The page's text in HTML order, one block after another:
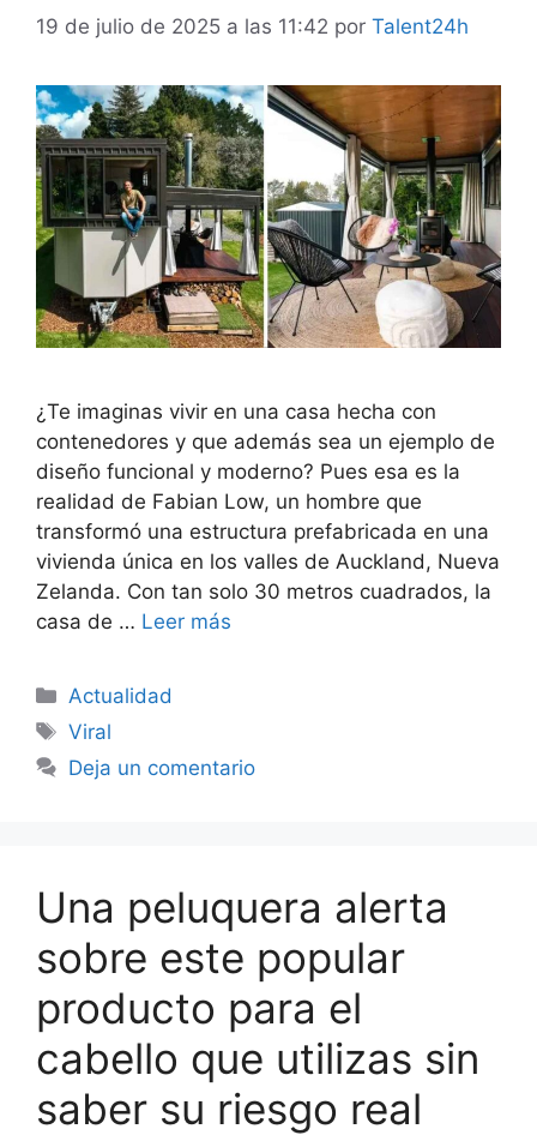
19 de julio de 2025 a las 11:42 por Talent24h
¿Te imaginas vivir en una casa hecha con
contenedores y que además sea un ejemplo de
diseño funcional y moderno? Pues esa es la
realidad de Fabian Low, un hombre que
transformó una estructura prefabricada en una
vivienda única en los valles de Auckland, Nueva
Zelanda. Con tan solo 30 metros cuadrados, la
casa de … Leer más
Categorías
Actualidad
Etiquetas
Viral
Deja un comentario
Una peluquera alerta
sobre este popular
producto para el
cabello que utilizas sin
saber su riesgo real